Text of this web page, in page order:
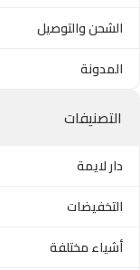
الشحن والتوصيل
المدونة
التصنيفات
دار لايمة
التخفيضات
أشياء مختلفة